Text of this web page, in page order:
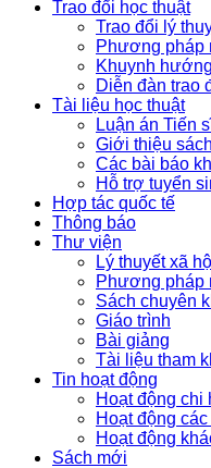
Trao đổi học thuật
Trao đổi lý
Phương pháp
Khuynh
Diễn đàn trao
Tài liệu học thuật
Luận án Tiến
Giới thiệu
Các bài báo
Hỗ trợ tuyển
Hợp tác quốc tế
Thông báo
Thư viện
Lý thuyết xã
Phương pháp
Sách chuyên
Giáo trình
Bài giảng
Tài liệu tham
Tin hoạt động
Hoạt động chi
Hoạt động
Hoạt động
Sách mới